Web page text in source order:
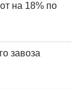
на 18% по
завоза